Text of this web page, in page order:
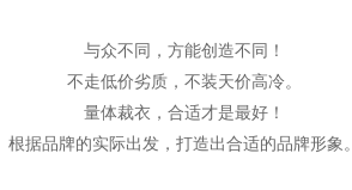
与众不同，方能创造不同！
不走低价劣质，不装天价高冷。
量体裁衣，合适才是最好！
根据品牌的实际出发，打造出合适的品牌形象。